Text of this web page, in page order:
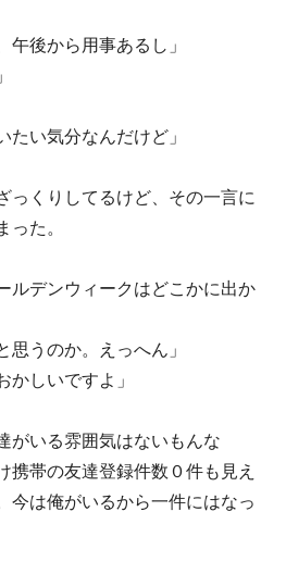
午後から用事あるし」
たい気分なんだけど」
くりしてるけど、その一言に
った。
ルデンウィークはどこかに出か
思うのか。えっへん」
かしいですよ」
いる雰囲気はないもんな
帯の友達登録件数０件も見え
今は俺がいるから一件にはなっ